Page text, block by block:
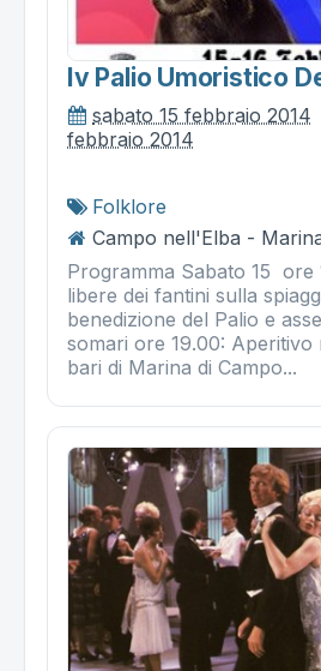
Iv Palio Umoristico
sabato 15 febbraio 2014
febbraio 2014
Folklore
Campo nell'Elba -
Programma Sabato 15 ore
libere dei fantini sulla
benedizione del Palio e
somari ore 19.00: Aperitivo
bari di Marina di Campo...